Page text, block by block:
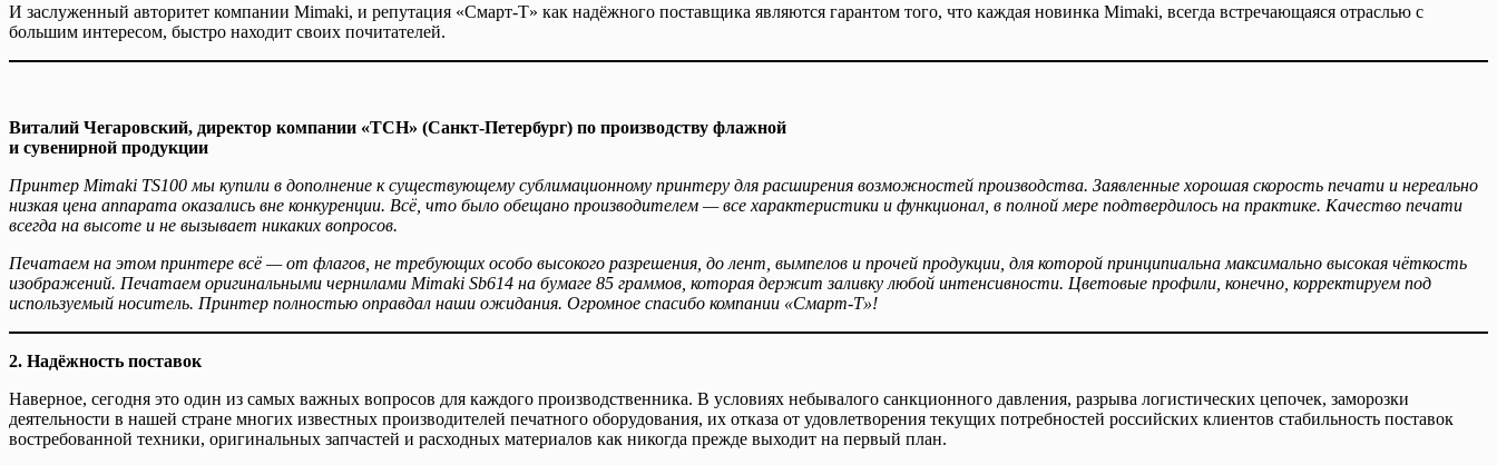
И заслуженный авторитет компании Mimaki, и репутация «Смарт-Т» как надёжного поставщика являются гарантом того, что каждая новинка Mimaki, всегда встречающаяся отраслью с
большим интересом, быстро находит своих почитателей.
Виталий Чегаровский, директор компании «ТСН» (Санкт-Петербург) по производству флажной
и сувенирной продукции
Принтер Mimaki TS100 мы купили в дополнение к существующему сублимационному принтеру для расширения возможностей производства. Заявленные хорошая скорость печати и нереально
низкая цена аппарата оказались вне конкуренции. Всё, что было обещано производителем — все характеристики и функционал, в полной мере подтвердилось на практике. Качество печати
всегда на высоте и не вызывает никаких вопросов.
Печатаем на этом принтере всё — от флагов, не требующих особо высокого разрешения, до лент, вымпелов и прочей продукции, для которой принципиальна максимально высокая чёткость
изображений. Печатаем оригинальными чернилами Mimaki Sb614 на бумаге 85 граммов, которая держит заливку любой интенсивности. Цветовые профили, конечно, корректируем под
используемый носитель. Принтер полностью оправдал наши ожидания. Огромное спасибо компании «Смарт-Т»!
2. Надёжность поставок
Наверное, сегодня это один из самых важных вопросов для каждого производственника. В условиях небывалого санкционного давления, разрыва логистических цепочек, заморозки
деятельности в нашей стране многих известных производителей печатного оборудования, их отказа от удовлетворения текущих потребностей российских клиентов стабильность поставок
востребованной техники, оригинальных запчастей и расходных материалов как никогда прежде выходит на первый план.